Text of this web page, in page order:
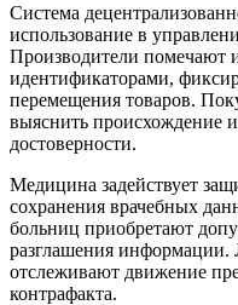
Система
использование в
Производители помечают
идентификаторами,
перемещения товаров.
выяснить происхождение
достоверности.
Медицина задействует
сохранения врачебных
больниц приобретают
разглашения информации.
отслеживают движение
контрафакта.